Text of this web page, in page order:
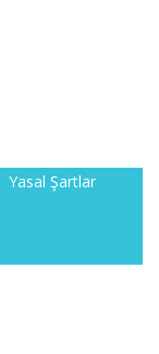
Yasal Şartlar